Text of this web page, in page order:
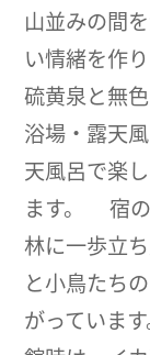
山並みの間
い情緒を作
硫黄泉と無
浴場・露天
天風呂で楽
ます。 宿の
林に一歩立
と小鳥たち
がっていま